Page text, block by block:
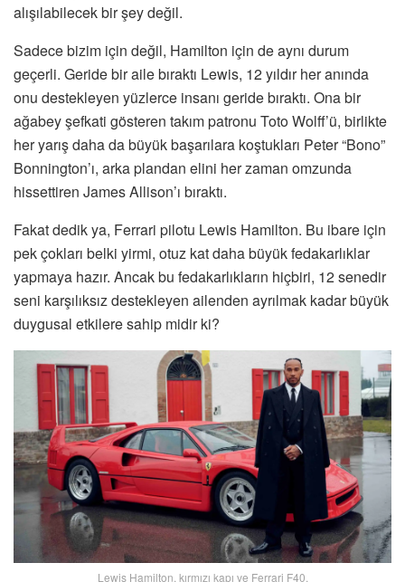
alışılabilecek bir şey değil.
Sadece bizim için değil, Hamilton için de aynı durum
geçerli. Geride bir aile bıraktı Lewis, 12 yıldır her anında
onu destekleyen yüzlerce insanı geride bıraktı. Ona bir
ağabey şefkati gösteren takım patronu Toto Wolff’ü, birlikte
her yarış daha da büyük başarılara koştukları Peter “Bono”
Bonnington’ı, arka plandan elini her zaman omzunda
hissettiren James Allison’ı bıraktı.
Fakat dedik ya, Ferrari pilotu Lewis Hamilton. Bu ibare için
pek çokları belki yirmi, otuz kat daha büyük fedakarlıklar
yapmaya hazır. Ancak bu fedakarlıkların hiçbiri, 12 senedir
seni karşılıksız destekleyen ailenden ayrılmak kadar büyük
duygusal etkilere sahip midir ki?
Lewis Hamilton, kırmızı kapı ve Ferrari F40.